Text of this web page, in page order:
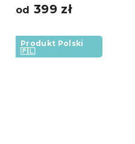
od 399 zł
Produkt Polski
🇵🇱